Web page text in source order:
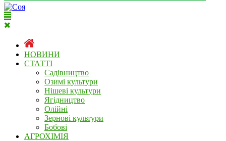
НОВИНИ
СТАТТІ
Садівництво
Озимі культури
Нішеві культури
Ягідництво
Олійні
Зернові культури
Бобові
АГРОХІМІЯ